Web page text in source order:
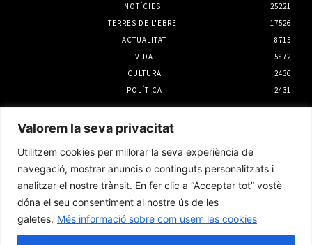
Valorem la seva privacitat
Utilitzem cookies per millorar la seva experiència de
navegació, mostrar anuncis o continguts personalitzats i
analitzar el nostre trànsit. En fer clic a “Acceptar tot” vostè
dóna el seu consentiment al nostre ús de les
galetes. Més informació sobre com usem les cookies
NOTÍCIES
25221
TERRES DE L'EBRE
17526
ACTUALITAT
8715
VIDA
5872
CULTURA
2436
POLÍTICA
2431
El Servei Meteorològic de Catalunya emet un
nou avís per intensitat de pluja per dilluns a
la tarda
2 agost 2026
Noves troballes sobre la pesca en època iber
a l’Antic d’Amposta